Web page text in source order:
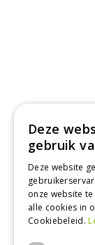
Deze
gebruik
Deze website
onze website
alle cookies in
Cookiebeleid.